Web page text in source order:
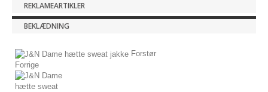
REKLAMEARTIKLER
BEKLÆDNING
Forstør
Forrige